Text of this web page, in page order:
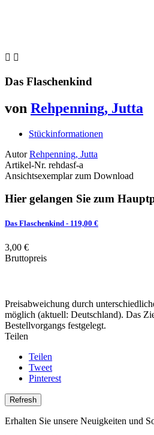
 
Das Flaschenkind
von Rehpenning, Jutta
Stückinformationen
Autor Rehpenning, Jutta
Artikel-Nr. rehdasf-a
Ansichtsexemplar zum Download
Hier gelangen Sie zum
Das Flaschenkind - 119,00 €
3,00 €
Bruttopreis
Preisabweichung durch
möglich (aktuell: Deutschland). Das
Bestellvorgangs festgelegt.
Teilen
Teilen
Tweet
Pinterest
Erhalten Sie unsere Neuigkeiten und